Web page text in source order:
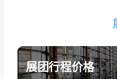
求旺盛，国际品牌
间，展商们将有机
趋势和产品。这个
展团行程价格